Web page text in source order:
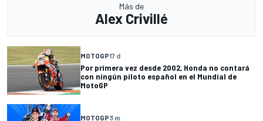
Más de
Alex Crivillé
MOTOGP17 d
Por primera vez desde 2002, Honda no contará
con ningún piloto español en el Mundial de
MotoGP
MOTOGP3 m